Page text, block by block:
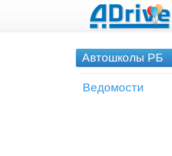
Автошколы РБ
Ведомости